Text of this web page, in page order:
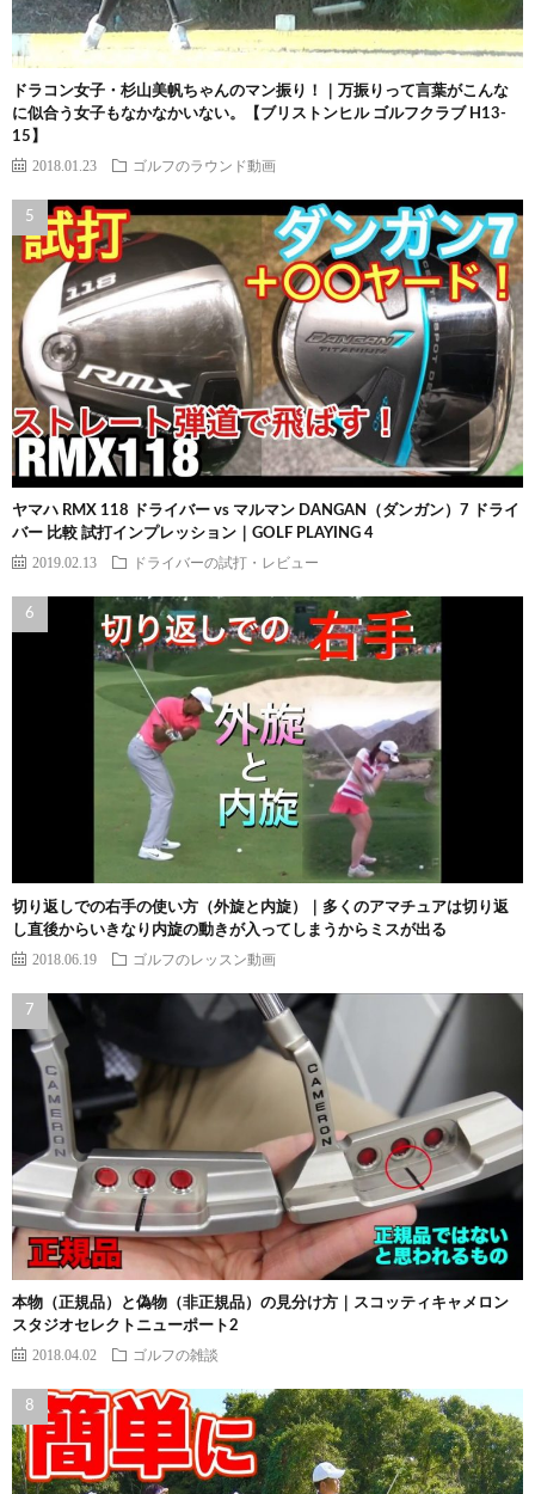
ドラコン女子・杉山美帆ちゃんのマン振り！｜万振りって言葉がこんな
に似合う女子もなかなかいない。【ブリストンヒル ゴルフクラブ H13-
15】
2018.01.23 ゴルフのラウンド動画
ヤマハ RMX 118 ドライバー vs マルマン DANGAN（ダンガン）7 ドライ
バー 比較 試打インプレッション｜GOLF PLAYING 4
2019.02.13 ドライバーの試打・レビュー
切り返しでの右手の使い方（外旋と内旋）｜多くのアマチュアは切り返
し直後からいきなり内旋の動きが入ってしまうからミスが出る
2018.06.19 ゴルフのレッスン動画
本物（正規品）と偽物（非正規品）の見分け方｜スコッティキャメロン
スタジオセレクトニューポート2
2018.04.02 ゴルフの雑談